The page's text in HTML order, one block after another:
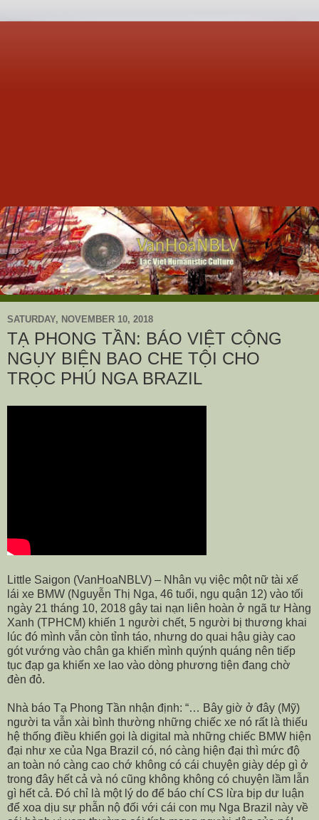
SATURDAY, NOVEMBER 10, 2018
TẠ PHONG TẦN: BÁO VIỆT CỘNG
NGỤY BIỆN BAO CHE TỘI CHO
TRỌC PHÚ NGA BRAZIL
Little Saigon (VanHoaNBLV) – Nhân vụ việc một nữ tài xế
lái xe BMW (Nguyễn Thị Nga, 46 tuổi, ngụ quận 12) vào tối
ngày 21 tháng 10, 2018 gây tai nạn liên hoàn ở ngã tư Hàng
Xanh (TPHCM) khiến 1 người chết, 5 người bị thương khai
lúc đó mình vẫn còn tỉnh táo, nhưng do quai hậu giày cao
gót vướng vào chân ga khiến mình quýnh quáng nên tiếp
tục đạp ga khiến xe lao vào dòng phương tiện đang chờ
đèn đỏ.
Nhà báo Tạ Phong Tần nhận định: “… Bây giờ ở đây (Mỹ)
người ta vẫn xài bình thường những chiếc xe nó rất là thiếu
hệ thống điều khiển gọi là digital mà những chiếc BMW hiện
đại như xe của Nga Brazil có, nó càng hiện đại thì mức độ
an toàn nó càng cao chớ không có cái chuyện giày dép gì ở
trong đây hết cả và nó cũng không không có chuyện lầm lẫn
gì hết cả. Đó chỉ là một lý do để báo chí CS lừa bịp dư luận
để xoa dịu sự phẫn nộ đối với cái con mụ Nga Brazil này về